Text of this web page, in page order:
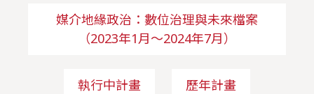
媒介地緣政治：數位治理與未來檔案
（2023年1月～2024年7月）
執行中計畫 歷年計畫